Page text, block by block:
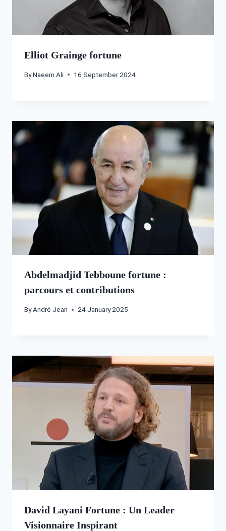
Elliot Grainge fortune
ByNaeem Ali 16 September 2024
Abdelmadjid Tebboune fortune :
parcours et contributions
ByAndré Jean 24 January 2025
David Layani Fortune : Un Leader
Visionnaire Inspirant